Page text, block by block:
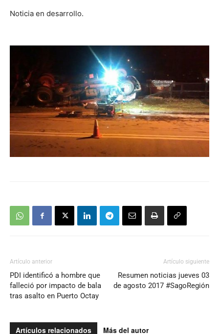
Noticia en desarrollo.
Artículo anterior
PDI identificó a hombre que
falleció por impacto de bala
tras asalto en Puerto Octay
Artículo siguiente
Resumen noticias jueves 03
de agosto 2017 #SagoRegión
Artículos relacionados Más del autor